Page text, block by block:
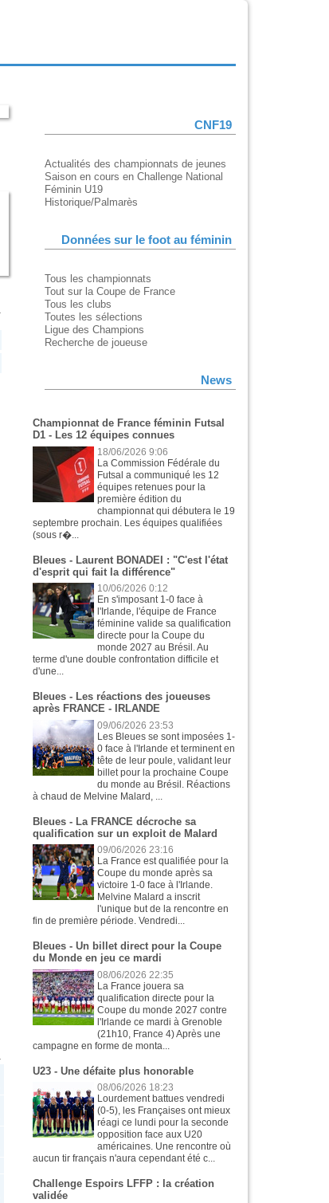
CNF19
Actualités des championnats de jeunes
Saison en cours en Challenge National
Féminin U19
Historique/Palmarès
Données sur le foot au féminin
Tous les championnats
Tout sur la Coupe de France
Tous les clubs
Toutes les sélections
Ligue des Champions
Recherche de joueuse
News
Championnat de France féminin Futsal
D1 - Les 12 équipes connues
18/06/2026 9:06
La Commission Fédérale du
Futsal a communiqué les 12
équipes retenues pour la
première édition du
championnat qui débutera le 19
septembre prochain. Les équipes qualifiées
(sous r�...
Bleues - Laurent BONADEI : "C'est l'état
d'esprit qui fait la différence"
10/06/2026 0:12
En s'imposant 1-0 face à
l'Irlande, l'équipe de France
féminine valide sa qualification
directe pour la Coupe du
monde 2027 au Brésil. Au
terme d'une double confrontation difficile et
d'une...
Bleues - Les réactions des joueuses
après FRANCE - IRLANDE
09/06/2026 23:53
Les Bleues se sont imposées 1-
0 face à l'Irlande et terminent en
tête de leur poule, validant leur
billet pour la prochaine Coupe
du monde au Brésil. Réactions
à chaud de Melvine Malard, ...
Bleues - La FRANCE décroche sa
qualification sur un exploit de Malard
09/06/2026 23:16
La France est qualifiée pour la
Coupe du monde après sa
victoire 1-0 face à l'Irlande.
Melvine Malard a inscrit
l'unique but de la rencontre en
fin de première période. Vendredi...
Bleues - Un billet direct pour la Coupe
du Monde en jeu ce mardi
08/06/2026 22:35
La France jouera sa
qualification directe pour la
Coupe du monde 2027 contre
l'Irlande ce mardi à Grenoble
(21h10, France 4) Après une
campagne en forme de monta...
U23 - Une défaite plus honorable
08/06/2026 18:23
Lourdement battues vendredi
(0-5), les Françaises ont mieux
réagi ce lundi pour la seconde
opposition face aux U20
américaines. Une rencontre où
aucun tir français n'aura cependant été c...
Challenge Espoirs LFFP : la création
validée